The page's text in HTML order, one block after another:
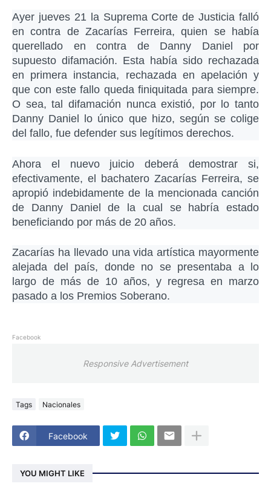
Ayer jueves 21 la Suprema Corte de Justicia falló
en contra de Zacarías Ferreira, quien se había
querellado en contra de Danny Daniel por
supuesto difamación. Esta había sido rechazada
en primera instancia, rechazada en apelación y
que con este fallo queda finiquitada para siempre.
O sea, tal difamación nunca existió, por lo tanto
Danny Daniel lo único que hizo, según se colige
del fallo, fue defender sus legítimos derechos.
Ahora el nuevo juicio deberá demostrar si,
efectivamente, el bachatero Zacarías Ferreira, se
apropió indebidamente de la mencionada canción
de Danny Daniel de la cual se habría estado
beneficiando por más de 20 años.
Zacarías ha llevado una vida artística mayormente
alejada del país, donde no se presentaba a lo
largo de más de 10 años, y regresa en marzo
pasado a los Premios Soberano.
Facebook
Responsive Advertisement
Tags Nacionales
Facebook
YOU MIGHT LIKE